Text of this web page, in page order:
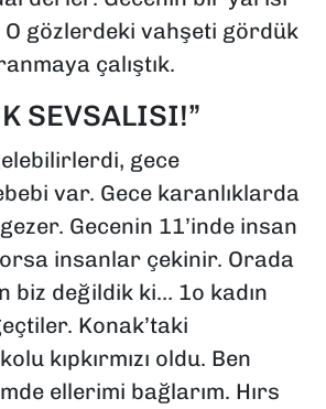
gözlerdeki vahşeti gördük
çalıştık.
SEVSALISI!”
gece
var. Gece karanlıklarda
Gecenin 11’inde insan
insanlar çekinir. Orada
biz değildik ki… 1o kadın
Konak’taki
kıpkırmızı oldu. Ben
ellerimi bağlarım. Hırs